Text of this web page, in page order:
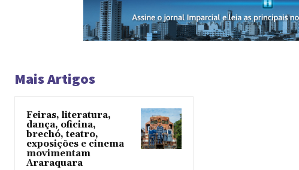
Mais Artigos
Feiras, literatura,
dança, oficina,
brechó, teatro,
exposições e cinema
movimentam
Araraquara